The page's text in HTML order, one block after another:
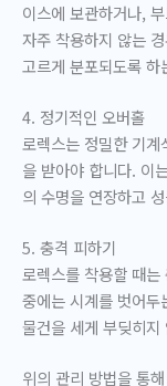
이스에 보관하거나,
자주 착용하지 않는
고르게 분포되도록 하
4. 정기적인 오버홀
로렉스는 정밀한 기
을 받아야 합니다. 이
의 수명을 연장하고
5. 충격 피하기
로렉스를 착용할 때
중에는 시계를 벗어
물건을 세게 부딪히지
위의 관리 방법을 통